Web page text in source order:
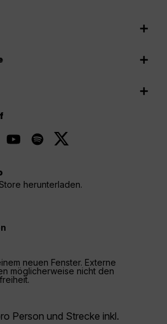
herunterladen.
neuen Fenster. Externe
möglicherweise nicht den
Person und Strecke inkl.